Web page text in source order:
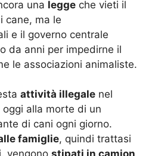
una legge che vieti il
cane, ma le
e il governo centrale
da anni per impedirne il
le associazioni animaliste.
attività illegale nel
alla morte di un
di cani ogni giorno.
famiglie, quindi trattasi